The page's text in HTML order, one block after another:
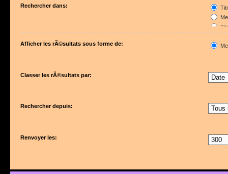
Rechercher dans:
Afficher les rÃ©sultats sous forme de:
Classer les rÃ©sultats par:
Rechercher depuis:
Renvoyer les: